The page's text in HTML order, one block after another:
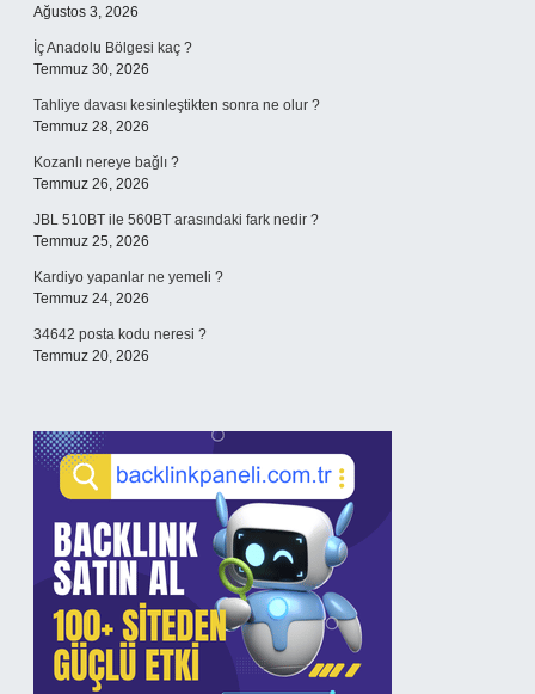
Ağustos 3, 2026
İç Anadolu Bölgesi kaç ?
Temmuz 30, 2026
Tahliye davası kesinleştikten sonra ne olur ?
Temmuz 28, 2026
Kozanlı nereye bağlı ?
Temmuz 26, 2026
JBL 510BT ile 560BT arasındaki fark nedir ?
Temmuz 25, 2026
Kardiyo yapanlar ne yemeli ?
Temmuz 24, 2026
34642 posta kodu neresi ?
Temmuz 20, 2026